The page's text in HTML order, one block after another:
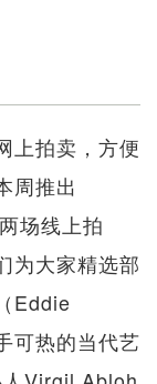
上拍卖，方便
周推出
场线上拍
为大家精选部
Eddie
可热的当代艺